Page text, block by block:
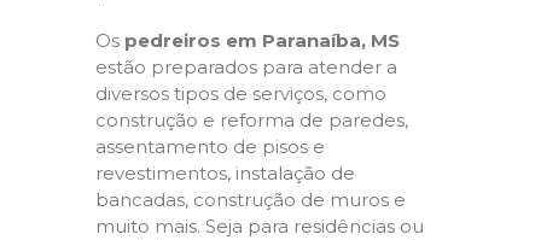
Os pedreiros em Paranaíba, MS
estão preparados para atender a
diversos tipos de serviços, como
construção e reforma de paredes,
assentamento de pisos e
revestimentos, instalação de
bancadas, construção de muros e
muito mais. Seja para residências ou